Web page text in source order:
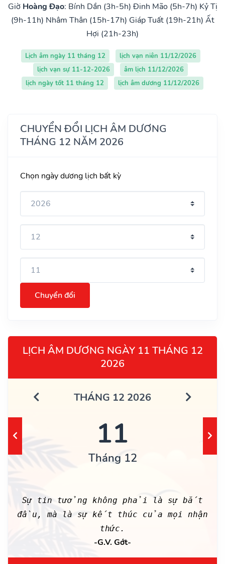
Giờ Hoàng Đạo: Bính Dần (3h-5h) Đinh Mão (5h-7h) Kỷ Tị
(9h-11h) Nhâm Thân (15h-17h) Giáp Tuất (19h-21h) Ất
Hợi (21h-23h)
Lịch âm ngày 11 tháng 12
lịch vạn niên 11/12/2026
lịch vạn sự 11-12-2026
âm lịch 11/12/2026
lịch ngày tốt 11 tháng 12
lịch âm dương 11/12/2026
CHUYỂN ĐỔI LỊCH ÂM DƯƠNG
THÁNG 12 NĂM 2026
Chọn ngày dương lịch bất kỳ
Chuyển đổi
LỊCH ÂM DƯƠNG NGÀY 11 THÁNG 12
2026
THÁNG 12 2026
11
Tháng 12
Sự tin tưởng không phải là sự bắt
đầu, mà là sự kết thúc của mọi nhận
thức.
-G.V. Gớt-